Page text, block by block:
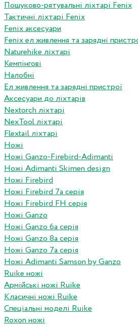
Пошуково-рятувальні ліхтарі Fenix
Тактичні ліхтарі Fenix
Fenix аксесуари
Fenix ел живлення та зарядні
Naturehike ліхтарі
Кемпінгові
Налобні
Ел живлення та зарядні пристрої
Аксесуари до ліхтарів
Nextorch ліхтарі
NexTool ліхтарі
Flextail ліхтарі
Ножі
Ножі Ganzo-Firebird-Adimanti
Ножі Adimanti Skimen design
Ножі Firebird
Ножі Firebird 7а серія
Ножі Firebird FH серія
Ножі Ganzo
Ножі Ganzo 6а серія
Ножі Ganzo 8а серія
Ножі Ganzo 7а серія
Ножі Adimanti Samson by Ganzo
Ruike ножі
Армійські ножі Ruike
Класичні ножі Ruike
Спеціальні моделі Ruike
Roxon ножi